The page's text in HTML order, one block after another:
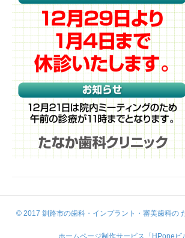
© 2017 釧路市の歯科・インプラント・審美歯科の
ホームページ制作サービス「HPoneビ